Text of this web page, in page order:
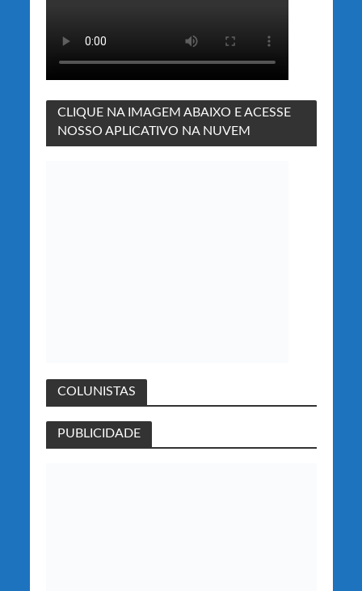
CLIQUE NA IMAGEM ABAIXO E ACESSE
NOSSO APLICATIVO NA NUVEM
COLUNISTAS
PUBLICIDADE